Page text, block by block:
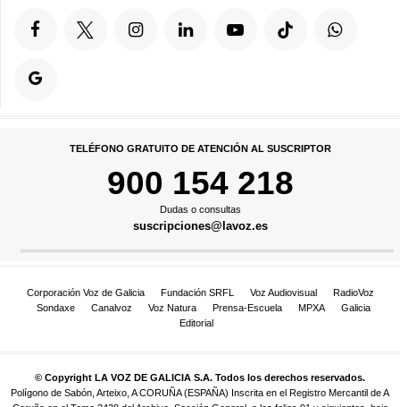
TELÉFONO GRATUITO DE ATENCIÓN AL SUSCRIPTOR
900 154 218
Dudas o consultas
suscripciones@lavoz.es
Corporación Voz de Galicia Fundación SRFL Voz Audiovisual
RadioVoz
Sondaxe
Canalvoz Voz Natura Prensa-Escuela MPXA
Galicia
Editorial
© Copyright LA VOZ DE GALICIA S.A. Todos los derechos reservados.
Polígono de Sabón, Arteixo, A CORUÑA (ESPAÑA) Inscrita en el Registro Mercantil de A